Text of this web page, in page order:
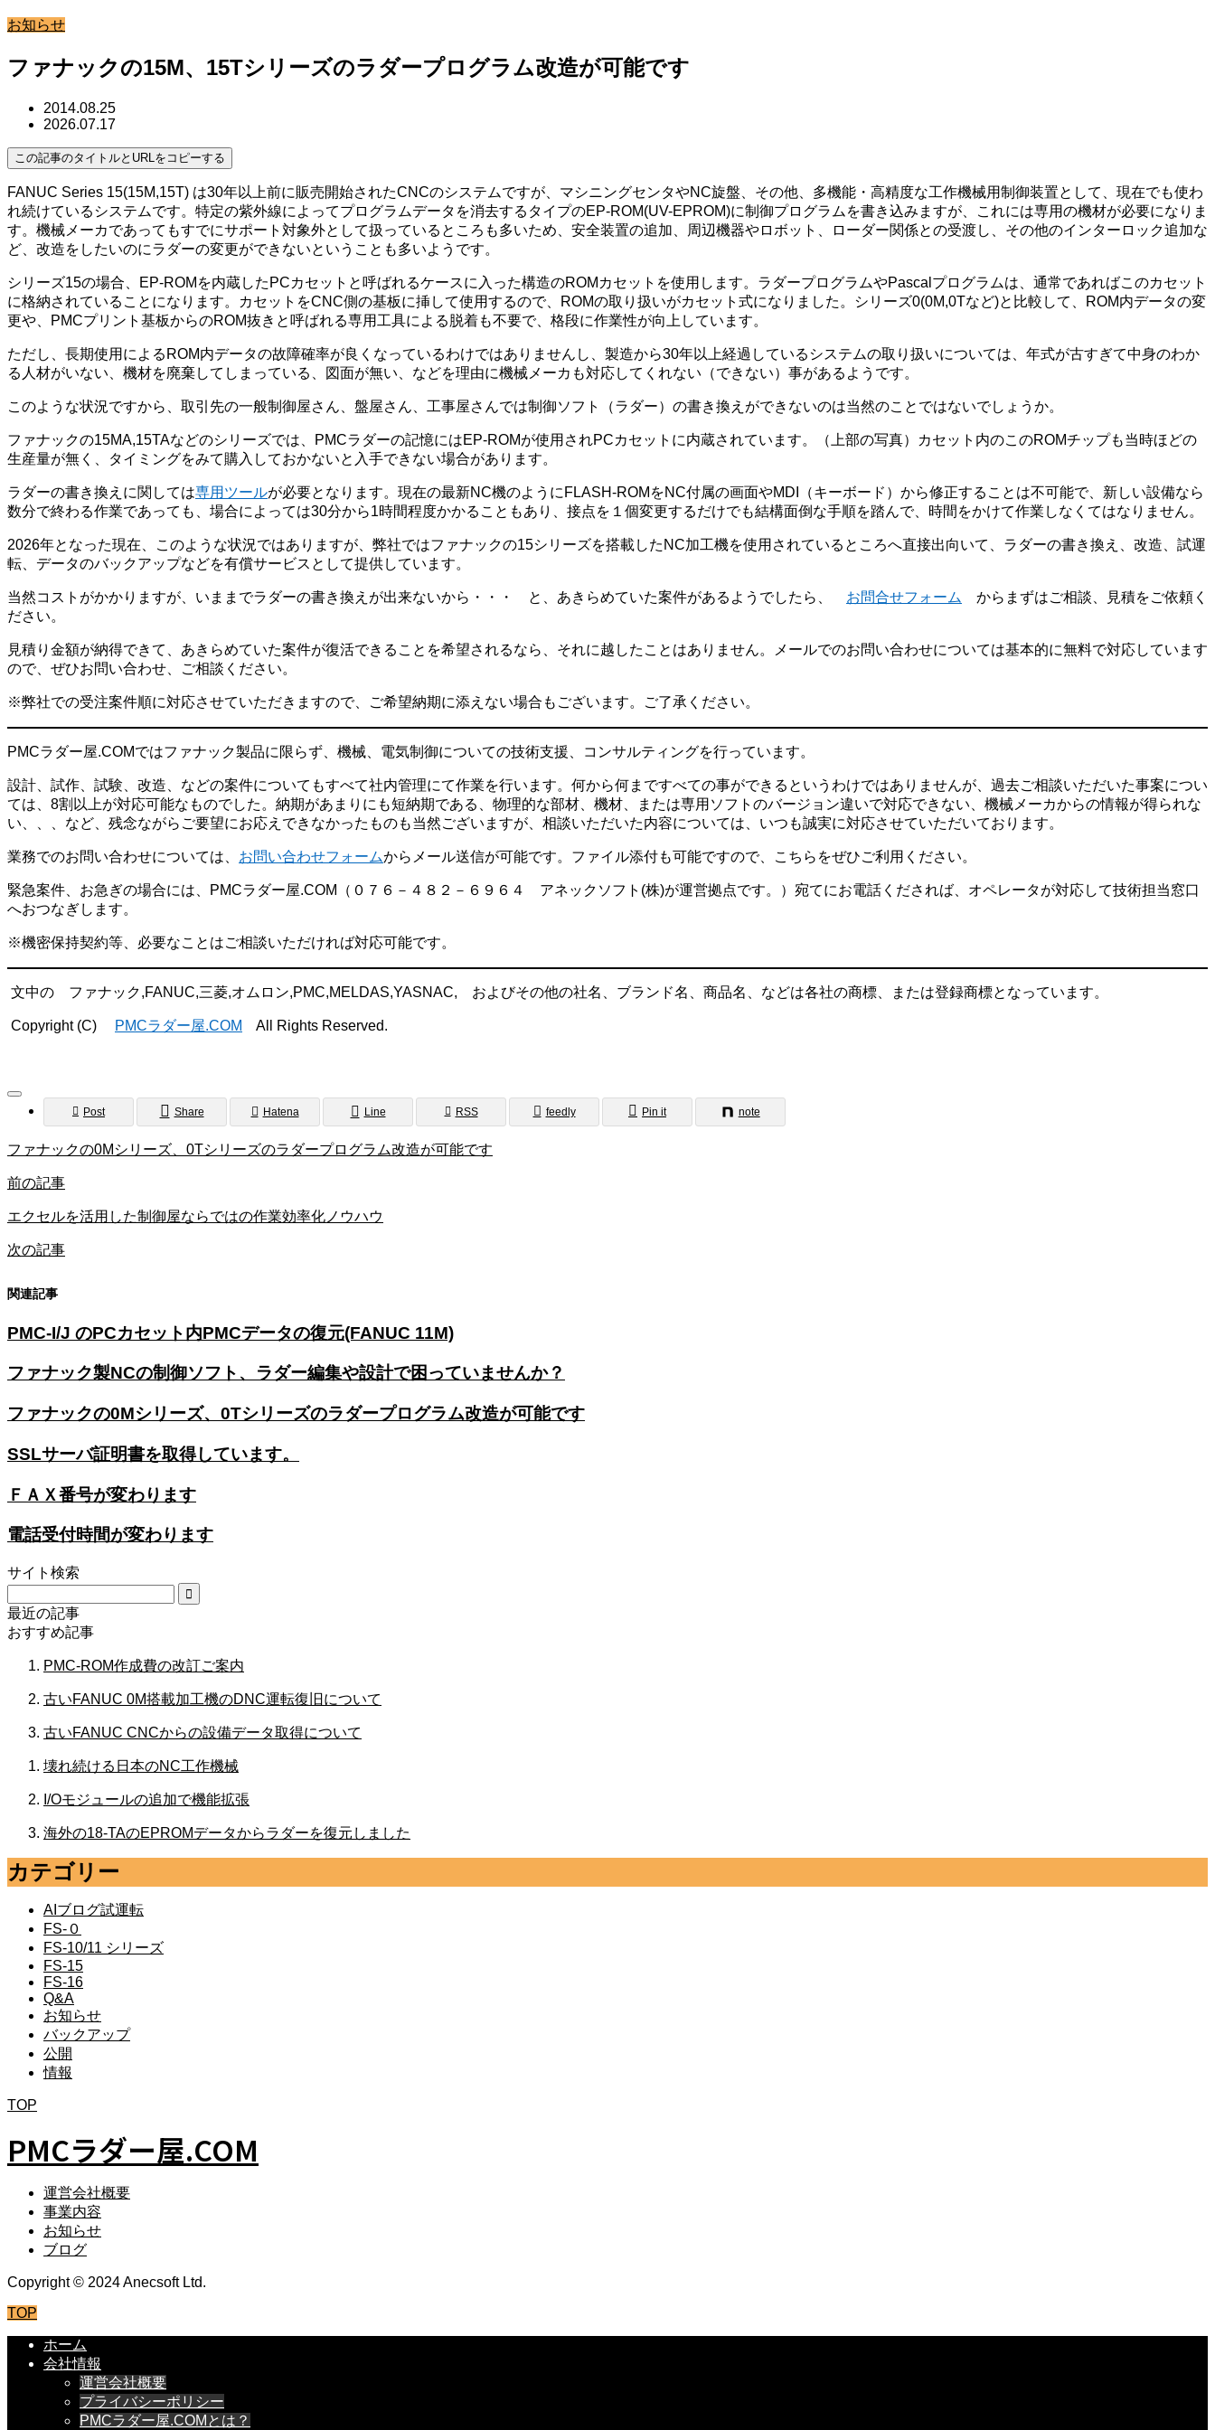
お知らせ
ファナックの15M、15Tシリーズのラダープログラム改造が可能です
2014.08.25
2026.07.17
この記事のタイトルとURLをコピーする
FANUC Series 15(15M,15T) は30年以上前に販売開始されたCNCのシステムですが、マシニングセンタやNC旋盤、その他、多機能・高精度な工作機械用制御装置として、現在でも使わ
れ続けているシステムです。特定の紫外線によってプログラムデータを消去するタイプのEP-ROM(UV-EPROM)に制御プログラムを書き込みますが、これには専用の機材が必要になりま
す。機械メーカであってもすでにサポート対象外として扱っているところも多いため、安全装置の追加、周辺機器やロボット、ローダー関係との受渡し、その他のインターロック追加な
ど、改造をしたいのにラダーの変更ができないということも多いようです。
シリーズ15の場合、EP-ROMを内蔵したPCカセットと呼ばれるケースに入った構造のROMカセットを使用します。ラダープログラムやPascalプログラムは、通常であればこのカセット
に格納されていることになります。カセットをCNC側の基板に挿して使用するので、ROMの取り扱いがカセット式になりました。シリーズ0(0M,0Tなど)と比較して、ROM内データの変
更や、PMCプリント基板からのROM抜きと呼ばれる専用工具による脱着も不要で、格段に作業性が向上しています。
ただし、長期使用によるROM内データの故障確率が良くなっているわけではありませんし、製造から30年以上経過しているシステムの取り扱いについては、年式が古すぎて中身のわか
る人材がいない、機材を廃棄してしまっている、図面が無い、などを理由に機械メーカも対応してくれない（できない）事があるようです。
このような状況ですから、取引先の一般制御屋さん、盤屋さん、工事屋さんでは制御ソフト（ラダー）の書き換えができないのは当然のことではないでしょうか。
ファナックの15MA,15TAなどのシリーズでは、PMCラダーの記憶にはEP-ROMが使用されPCカセットに内蔵されています。（上部の写真）カセット内のこのROMチップも当時ほどの
生産量が無く、タイミングをみて購入しておかないと入手できない場合があります。
ラダーの書き換えに関しては専用ツールが必要となります。現在の最新NC機のようにFLASH-ROMをNC付属の画面やMDI（キーボード）から修正することは不可能で、新しい設備なら
数分で終わる作業であっても、場合によっては30分から1時間程度かかることもあり、接点を１個変更するだけでも結構面倒な手順を踏んで、時間をかけて作業しなくてはなりません。
2026年となった現在、このような状況ではありますが、弊社ではファナックの15シリーズを搭載したNC加工機を使用されているところへ直接出向いて、ラダーの書き換え、改造、試運
転、データのバックアップなどを有償サービスとして提供しています。
当然コストがかかりますが、いままでラダーの書き換えが出来ないから・・・ と、あきらめていた案件があるようでしたら、 お問合せフォーム
からまずはご相談、見積をご依頼く
ださい。
見積り金額が納得できて、あきらめていた案件が復活できることを希望されるなら、それに越したことはありません。メールでのお問い合わせについては基本的に無料で対応しています
ので、ぜひお問い合わせ、ご相談ください。
※弊社での受注案件順に対応させていただきますので、ご希望納期に添えない場合もございます。ご了承ください。
PMCラダー屋.COMではファナック製品に限らず、機械、電気制御についての技術支援、コンサルティングを行っています。
設計、試作、試験、改造、などの案件についてもすべて社内管理にて作業を行います。何から何まですべての事ができるというわけではありませんが、過去ご相談いただいた事案につい
ては、8割以上が対応可能なものでした。納期があまりにも短納期である、物理的な部材、機材、または専用ソフトのバージョン違いで対応できない、機械メーカからの情報が得られな
い、、、など、残念ながらご要望にお応えできなかったものも当然ございますが、相談いただいた内容については、いつも誠実に対応させていただいております。
業務でのお問い合わせについては、 お問い合わせフォームからメール送信が可能です。ファイル添付も可能ですので、こちらをぜひご利用ください。
緊急案件、お急ぎの場合には、PMCラダー屋.COM（０７６－４８２－６９６４ アネックソフト(株)が運営拠点です。）宛てにお電話くだされば、オペレータが対応して技術担当窓口
へおつなぎします。
※機密保持契約等、必要なことはご相談いただければ対応可能です。
文中の ファナック,FANUC,三菱,オムロン,PMC,MELDAS,YASNAC, およびその他の社名、ブランド名、商品名、などは各社の商標、または登録商標となっています。
Copyright (C) PMCラダー屋.COM All Rights Reserved.
Post Share Hatena Line RSS feedly Pin it note
ファナックの0Mシリーズ、0Tシリーズのラダープログラム改造が可能です
前の記事
エクセルを活用した制御屋ならではの作業効率化ノウハウ
次の記事
関連記事
PMC-I/J のPCカセット内PMCデータの復元(FANUC 11M)
ファナック製NCの制御ソフト、ラダー編集や設計で困っていませんか？
ファナックの0Mシリーズ、0Tシリーズのラダープログラム改造が可能です
SSLサーバ証明書を取得しています。
ＦＡＸ番号が変わります
電話受付時間が変わります
サイト検索
最近の記事
おすすめ記事
PMC-ROM作成費の改訂ご案内
古いFANUC 0M搭載加工機のDNC運転復旧について
古いFANUC CNCからの設備データ取得について
壊れ続ける日本のNC工作機械
I/Oモジュールの追加で機能拡張
海外の18-TAのEPROMデータからラダーを復元しました
カテゴリー
AIブログ試運転
FS-０
FS-10/11 シリーズ
FS-15
FS-16
Q&A
お知らせ
バックアップ
公開
情報
TOP
PMCラダー屋.COM
運営会社概要
事業内容
お知らせ
ブログ
Copyright © 2024 Anecsoft Ltd.
TOP
ホーム
会社情報
運営会社概要
プライバシーポリシー
PMCラダー屋.COMとは？